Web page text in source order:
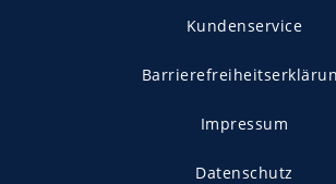
Kundenservice
Impressum
Datenschutz